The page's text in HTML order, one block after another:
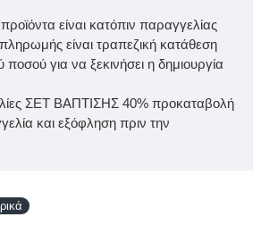
είναι κατόπιν παραγγελίας
είναι τραπεζική κατάθεση
ποσού για να ξεκινήσει η δημιουργία
ΣΕΤ ΒΑΠΤΙΣΗΣ 40% προκαταβολή
και εξόφληση πριν την